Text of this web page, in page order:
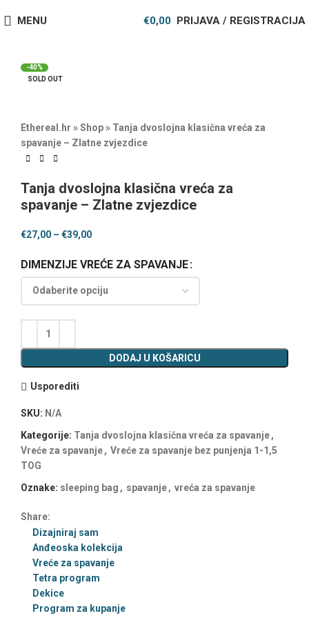
MENU €0,00 PRIJAVA / REGISTRACIJA
-40%
SOLD OUT
Ethereal.hr »Shop» Tanja dvoslojna klasična vreća za
spavanje – Zlatne zvjezdice
Tanja dvoslojna klasična vreća za
spavanje – Zlatne zvjezdice
€27,00 – €39,00
DIMENZIJE VREĆE ZA SPAVANJE
DODAJ U KOŠARICU
Usporediti
SKU: N/A
Kategorije: Tanja dvoslojna klasična vreća za spavanje,
Vreće za spavanje, Vreće za spavanje bez punjenja 1-1,5
TOG
Oznake: sleeping bag , spavanje, vreća za spavanje
Share:
Dizajniraj sam
Anđeoska kolekcija
Vreće za spavanje
Tetra program
Dekice
Program za kupanje